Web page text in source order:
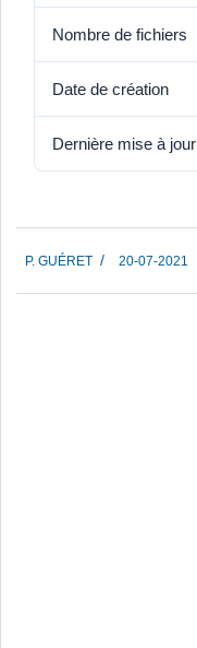
Nombre de fichiers
Date de création
Dernière mise à jour
07-
20
P. GUÉRET 20-07-2021